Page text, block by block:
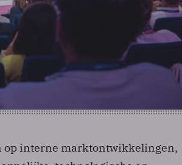
op interne marktontwikkelingen,